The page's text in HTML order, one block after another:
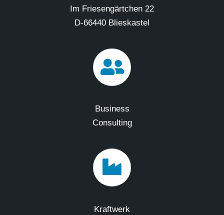
Im Friesengärtchen 22
D-66440 Blieskastel
Business
Consulting
Kraftwerk